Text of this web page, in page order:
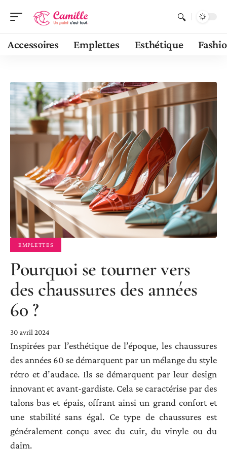
Accessoires Emplettes Esthétique
EMPLETTES
Pourquoi se tourner vers
des chaussures des années
60 ?
30 avril 2024
Inspirées par l’esthétique de l’époque, les chaussures
des années 60 se démarquent par un mélange du style
rétro et d’audace. Ils se démarquent par leur design
innovant et avant-gardiste. Cela se caractérise par des
talons bas et épais, offrant ainsi un grand confort et
une stabilité sans égal. Ce type de chaussures est
généralement conçu avec du cuir, du vinyle ou du
daim.